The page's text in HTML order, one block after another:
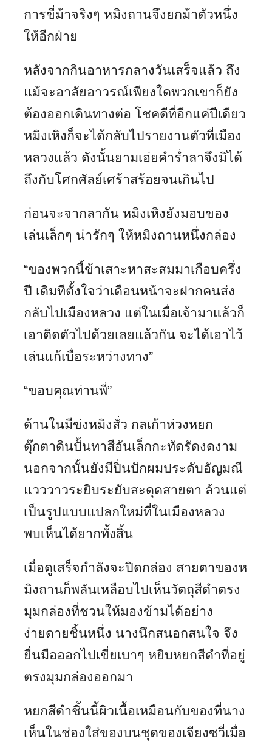
การขี่ม้าจริงๆ หมิงถานจึงยกม้าตัวหนึ่ง
ให้อีกฝ่าย
หลังจากกินอาหารกลางวันเสร็จแล้ว ถึง
แม้จะอาลัยอาวรณ์เพียงใดพวกเขาก็ยัง
ต้องออกเดินทางต่อ โชคดีที่อีกแค่ปีเดียว
หมิงเหิงก็จะได้กลับไปรายงานตัวที่เมือง
หลวงแล้ว ดังนั้นยามเอ่ยคำร่ำลาจึงมิได้
ถึงกับโศกศัลย์เศร้าสร้อยจนเกินไป
ก่อนจะจากลากัน หมิงเหิงยังมอบของ
เล่นเล็กๆ น่ารักๆ ให้หมิงถานหนึ่งกล่อง
“ของพวกนี้ข้าเสาะหาสะสมมาเกือบครึ่ง
ปี เดิมทีตั้งใจว่าเดือนหน้าจะฝากคนส่ง
กลับไปเมืองหลวง แต่ในเมื่อเจ้ามาแล้วก็
เอาติดตัวไปด้วยเลยแล้วกัน จะได้เอาไว้
เล่นแก้เบื่อระหว่างทาง”
“ขอบคุณท่านพี่”
ด้านในมีข่งหมิงสั่ว กลเก้าห่วงหยก
ตุ๊กตาดินปั้นทาสีอันเล็กกะทัดรัดงดงาม
นอกจากนั้นยังมีปิ่นปักผมประดับอัญมณี
แวววาวระยิบระยับสะดุดสายตา ล้วนแต่
เป็นรูปแบบแปลกใหม่ที่ในเมืองหลวง
พบเห็นได้ยากทั้งสิ้น
เมื่อดูเสร็จกำลังจะปิดกล่อง สายตาของห
มิงถานก็พลันเหลือบไปเห็นวัตถุสีดำตรง
มุมกล่องที่ชวนให้มองข้ามได้อย่าง
ง่ายดายชิ้นหนึ่ง นางนึกสนอกสนใจ จึง
ยื่นมือออกไปเขี่ยเบาๆ หยิบหยกสีดำที่อยู่
ตรงมุมกล่องออกมา
หยกสีดำชิ้นนี้ผิวเนื้อเหมือนกับของที่นาง
เห็นในช่องใส่ของบนชุดของเจียงซวี่เมื่อ